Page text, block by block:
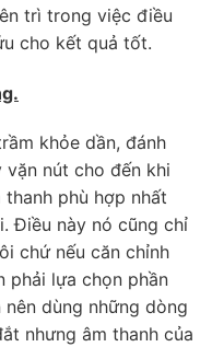
trì trong việc điều
cho kết quả tốt.
khỏe dần, đánh
vặn nút cho đến khi
phù hợp nhất
Điều này nó cũng chỉ
chứ nếu căn chỉnh
phải lựa chọn phần
nên dùng những dòng
nhưng âm thanh của